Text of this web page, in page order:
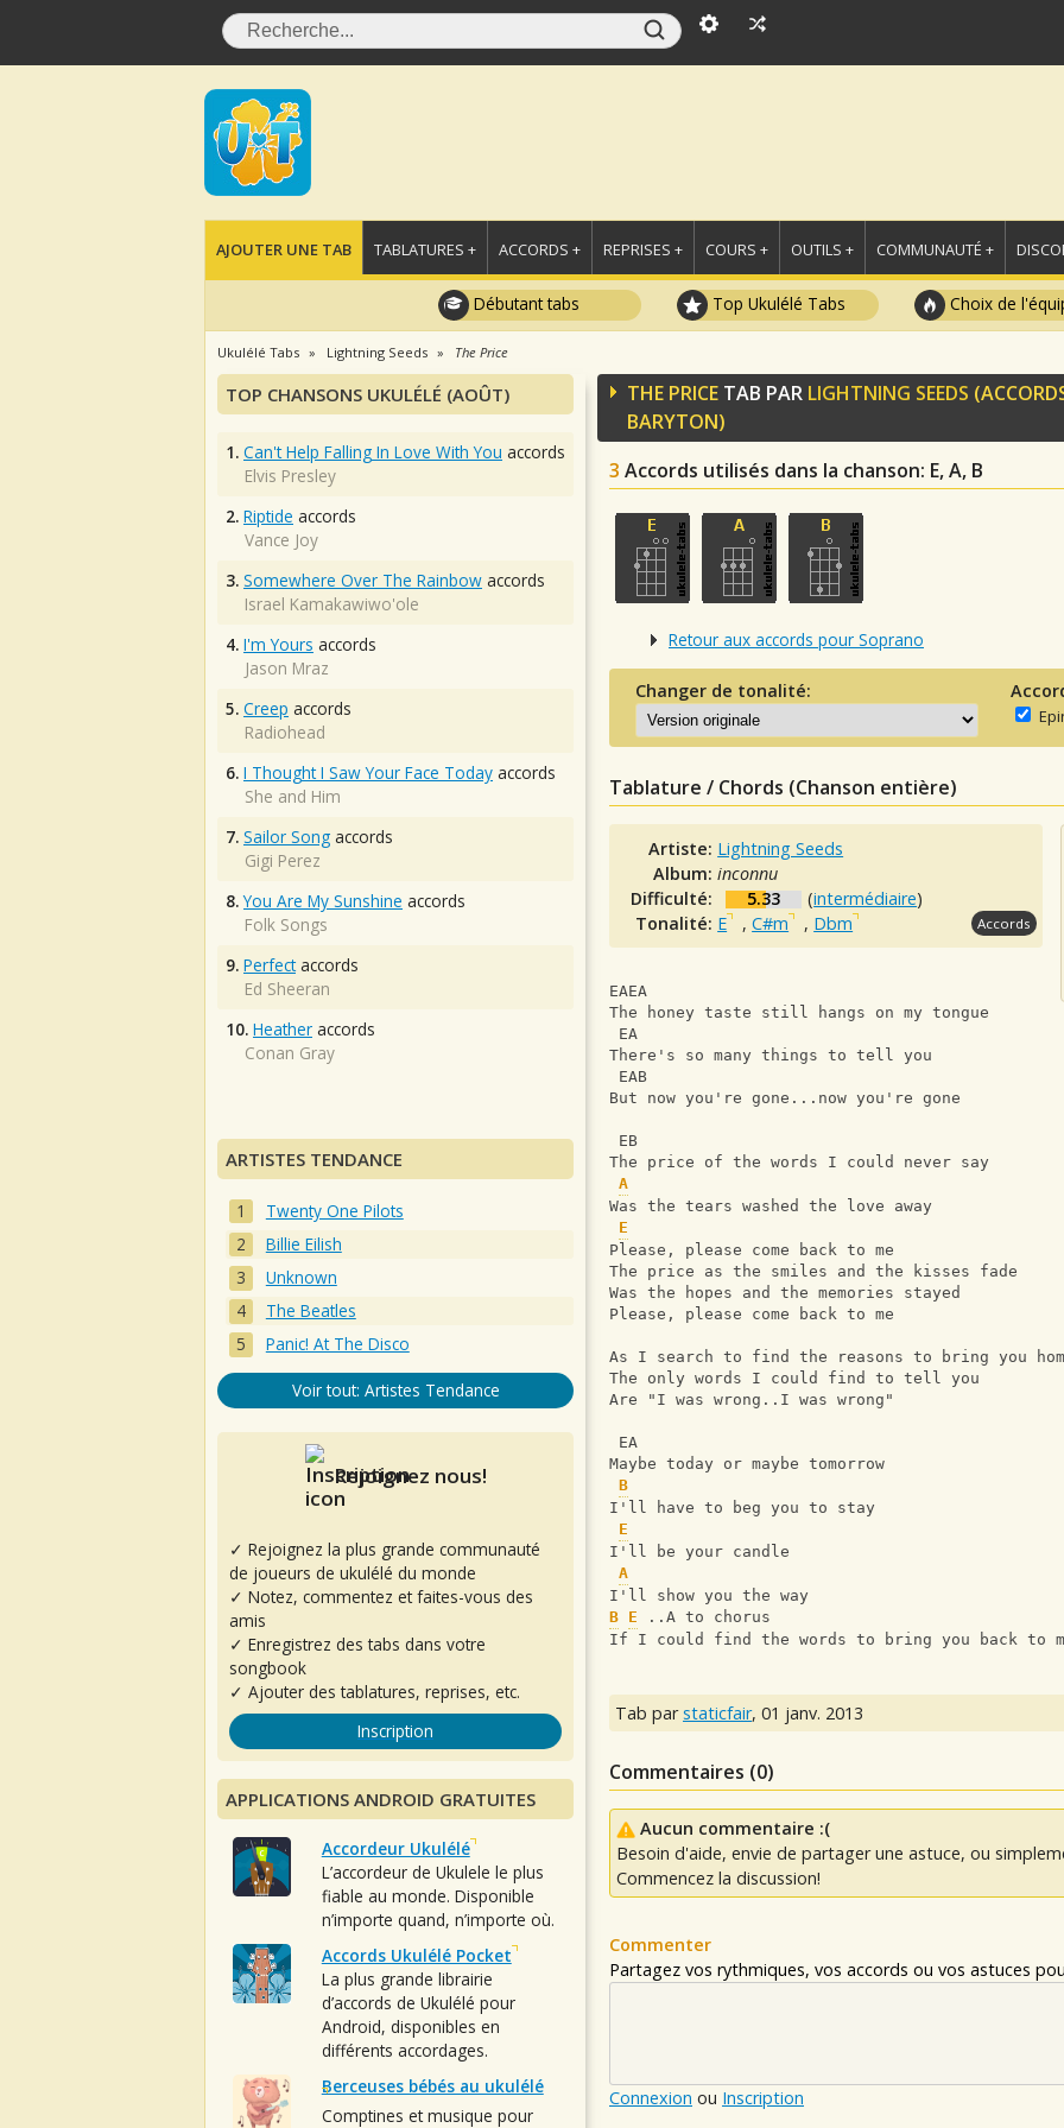
AJOUTER UNE TAB TABLATURES + ACCORDS + REPRISES + COURS + OUTILS + COMMUNAUTÉ +
Débutant tabs Top Ukulélé Tabs Choix de
Ukulélé Tabs Lightning Seeds The Price
THE PRICE TAB PAR LIGHTNING SEEDS
BARYTON)
3 Accords utilisés dans la chanson: E, A, B
Retour aux accords pour Soprano
Changer de tonalité:
Tablature / Chords (Chanson entière)
Artiste: Lightning Seeds
Album:inconnu
Difficulté:
5.33 (intermédiaire)
Tonalité: E ,C#m , Dbm Accords
EAEA
The honey taste still hangs on my tongue
EA
There's so many things to tell you
EAB
But now you're gone...now you're gone
EB
The price of the words I could never say
A
Was the tears washed the love away
E
Please, please come back to me
The price as the smiles and the kisses fade
Was the hopes and the memories stayed
Please, please come back to me
As I search to find the reasons to bring you
The only words I could find to tell you
Are "I was wrong..I was wrong"
EA
Maybe today or maybe tomorrow
B
I'll have to beg you to stay
E
I'll be your candle
A
I'll show you the way
B E ..A to chorus
If I could find the words to bring you back to
Tab parstaticfair, 01 janv. 2013
Commentaires (0)
Aucun commentaire :(
Besoin d'aide, envie de partager une astuce, ou
Commencez la discussion!
Commenter
Partagez vos rythmiques, vos accords ou vos astuces
Connexion ou Inscription
TOP CHANSONS UKULÉLÉ (AOÛT)
1. Can't Help Falling In Love With You accords
Elvis Presley
2. Riptide accords
Vance Joy
3. Somewhere Over The Rainbow accords
Israel Kamakawiwo'ole
4. I'm Yours accords
Jason Mraz
5. Creep accords
Radiohead
6. I Thought I Saw Your Face Today accords
She and Him
7. Sailor Song accords
Gigi Perez
8. You Are My Sunshine accords
Folk Songs
9. Perfectaccords
Ed Sheeran
10. Heather accords
Conan Gray
ARTISTES TENDANCE
Twenty One Pilots
Billie Eilish
Unknown
The Beatles
Panic! At The Disco
Voir tout: Artistes Tendance
Rejoignez nous!
✓ Rejoignez la plus grande communauté
de joueurs de ukulélé du monde
✓ Notez, commentez et faites-vous des
amis
✓ Enregistrez des tabs dans votre
songbook
✓ Ajouter des tablatures, reprises, etc.
Inscription
APPLICATIONS ANDROID GRATUITES
Accordeur Ukulélé
L’accordeur de Ukulele le plus
fiable au monde. Disponible
n’importe quand, n’importe où.
Accords Ukulélé Pocket
La plus grande librairie
d’accords de Ukulélé pour
Android, disponibles en
différents accordages.
Berceuses bébés au ukulélé
Comptines et musique pour